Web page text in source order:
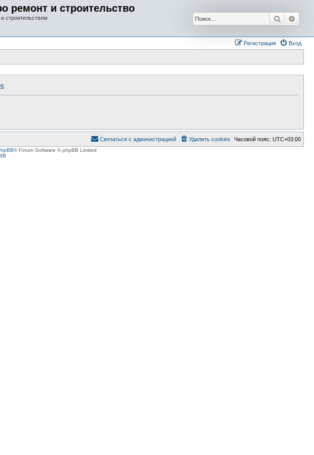
ремонт и строительство
строительством Поиск
Вход
Регистрация
Часовой пояс: UTC+03:00
Удалить cookies
Связаться с администрацией
® Forum Software © phpBB Limited